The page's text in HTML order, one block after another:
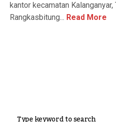
kantor kecamatan
Rangkasbitung... Read More